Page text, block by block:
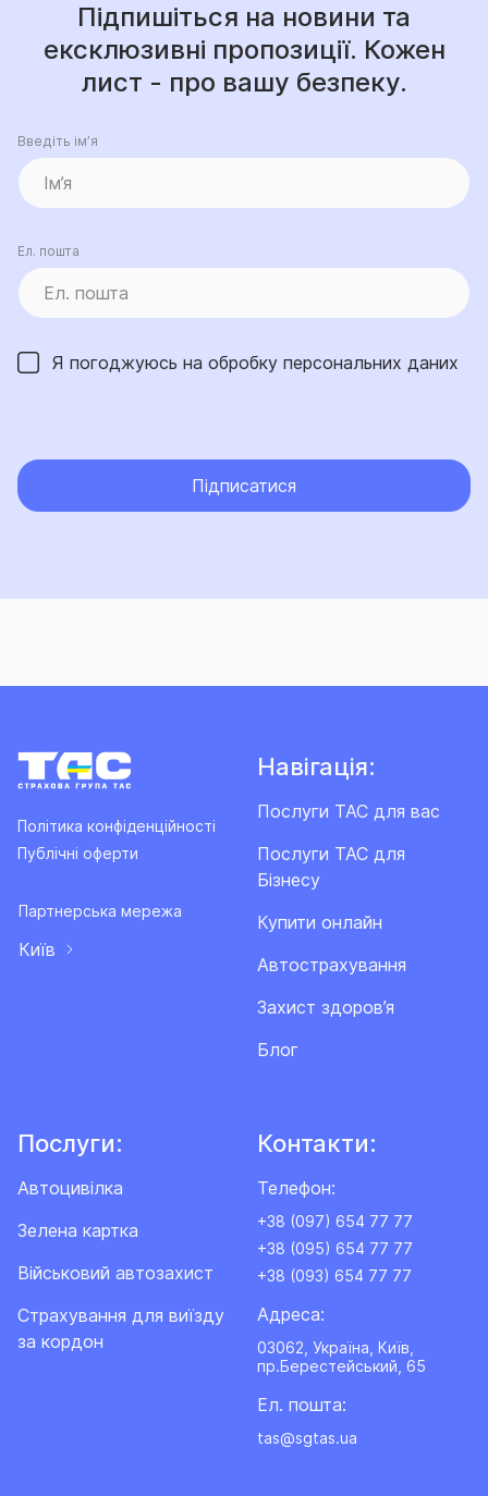
Підпишіться на новини та
ексклюзивні пропозиції. Кожен
лист - про вашу безпеку.
Введіть ім’я
Ел. пошта
Я погоджуюсь на обробку персональних даних
Підписатися
Політика конфіденційності
Публічні оферти
Партнерська мережа
Київ
Навігація:
Послуги ТАС для вас
Послуги ТАС для
Бізнесу
Купити онлайн
Автострахування
Захист здоров’я
Блог
Послуги:
Автоцивілка
Зелена картка
Військовий автозахист
Cтрахування для виїзду
за кордон
Контакти:
Телефон:
+38 (097) 654 77 77
+38 (095) 654 77 77
+38 (093) 654 77 77
Адреса:
03062, Україна, Київ,
пр.Берестейський, 65
Ел. пошта:
tas@sgtas.ua